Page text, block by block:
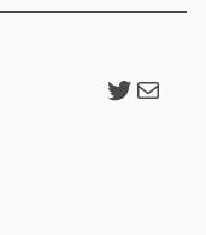
Twitter
The